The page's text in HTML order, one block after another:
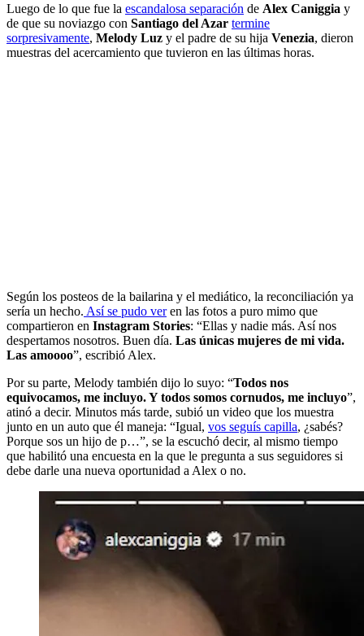
Luego de lo que fue la escandalosa separación de Alex Caniggia y
de que su noviazgo con Santiago del Azar termine
sorpresivamente, Melody Luz y el padre de su hija Venezia, dieron
muestras del acercamiento que tuvieron en las últimas horas.
Según los posteos de la bailarina y el mediático, la reconciliación ya
sería un hecho. Así se pudo veren las fotos a puro mimo que
compartieron en Instagram Stories: “Ellas y nadie más. Así nos
despertamos nosotros. Buen día. Las únicas mujeres de mi vida.
Las amoooo”, escribió Alex.
Por su parte, Melody también dijo lo suyo: “Todos nos
equivocamos, me incluyo. Y todos somos cornudos, me incluyo”,
atinó a decir. Minutos más tarde, subió un video que los muestra
junto en un auto que él maneja: “Igual, vos seguís capilla, ¿sabés?
Porque sos un hijo de p…”, se la escuchó decir, al mismo tiempo
que habilitó una encuesta en la que le pregunta a sus seguidores si
debe darle una nueva oportunidad a Alex o no.